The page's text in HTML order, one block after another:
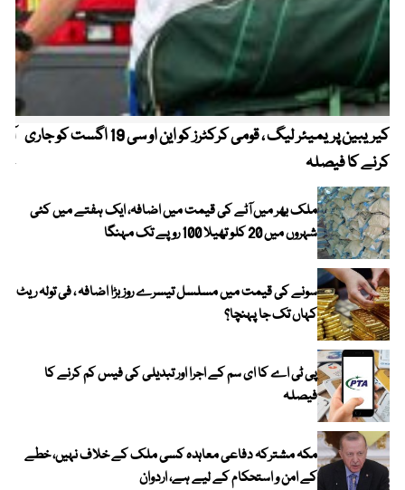
کیریبین پریمیئر لیگ ، قومی کرکٹرز کو این او سی 19 اگست کو جاری
کرنے کا فیصلہ
ملک بھر میں آٹے کی قیمت میں اضافہ، ایک ہفتے میں کئی
شہروں میں 20 کلو تھیلا 100 روپے تک مہنگا
سونے کی قیمت میں مسلسل تیسرے روز بڑا اضافہ ، فی تولہ ریٹ
کہاں تک جا پہنچا؟
پی ٹی اے کا ای سم کے اجرا اور تبدیلی کی فیس کم کرنے کا
فیصلہ
مکہ مشترکہ دفاعی معاہدہ کسی ملک کے خلاف نہیں، خطے
کے امن و استحکام کے لیے ہے، اردوان